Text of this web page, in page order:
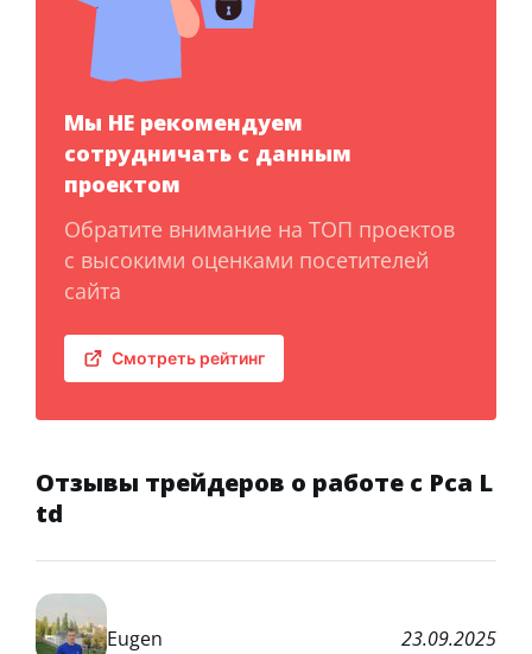
Мы НЕ рекомендуем
сотрудничать с данным
проектом
Обратите внимание на ТОП проектов
с высокими оценками посетителей
сайта
Смотреть рейтинг
Отзывы трейдеров о работе с Pca L
td
Eugen 23.09.2025